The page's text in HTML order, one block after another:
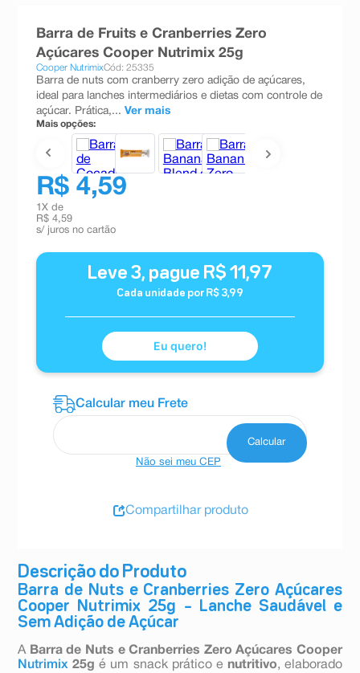
Descrição do Produto
Barra de Nuts e Cranberries Zero Açúcares
Cooper Nutrimix 25g – Lanche Saudável e
Sem Adição de Açúcar
A Barra de Nuts e Cranberries Zero Açúcares Cooper
Nutrimix25gé um snack prático e nutritivo, elaborado
Barra de Fruits e Cranberries Zero
Açúcares Cooper Nutrimix 25g
Cooper NutrimixCód: 25335
Barra de nuts com cranberry zero adição de açúcares,
ideal para lanches intermediários e dietas com controle de
açúcar. Prática,... Ver mais
Mais opções:
R$ 4,59
1 X de
R$ 4,59
s/ juros no cartão
Leve 3, pague R$ 11 ,97
Cada unidade por R$ 3,99
Eu quero!
Não sei meu CEP
Compartilhar produto
esmalte
10ºabsorvente